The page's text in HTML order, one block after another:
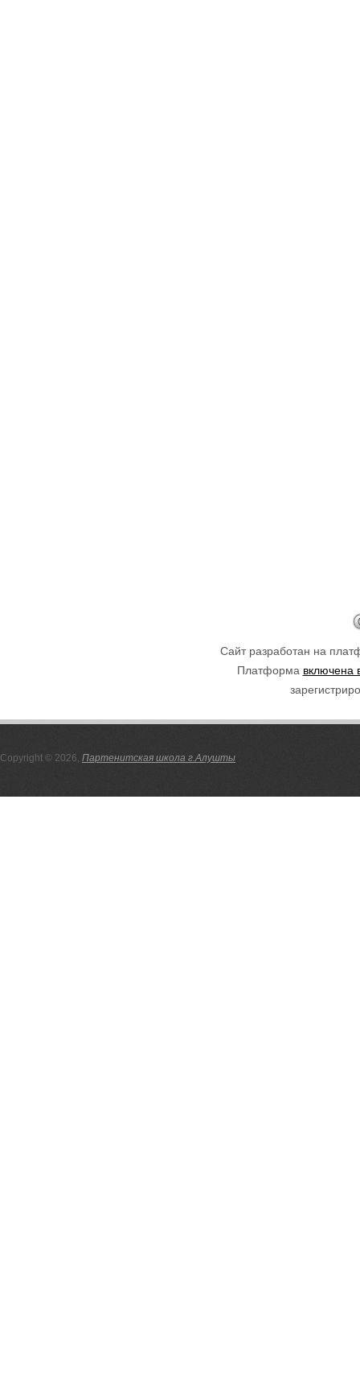
Сайт разработан на
Платформа включена
Copyright © 2026, Партенитская школа г.Алушты